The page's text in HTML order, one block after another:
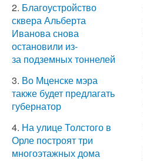
2. Благоустройство
сквера Альберта
Иванова снова
остановили из-
за подземных тоннелей
3. Во Мценске мэра
также будет предлагать
губернатор
4. На улице Толстого в
Орле построят три
многоэтажных дома